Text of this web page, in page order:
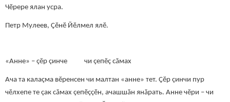
Чӗрере ялан усра.
Петр Мулеев, Çӗнӗ Йӗлмел ялӗ.
«Анне» – çĕр çинче чи çепĕç сăмах
Ача та калаçма вĕренсен чи малтан «анне» тет. Çӗр çинчи пур
чĕлхепе те çак сăмах çепӗççӗн, ачашшăн янăрать. Анне чĕри – чи